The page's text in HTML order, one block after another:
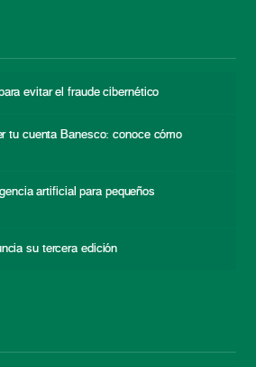
evitar el fraude cibernético
tu cuenta Banesco: conoce cómo
artificial para pequeños
su tercera edición